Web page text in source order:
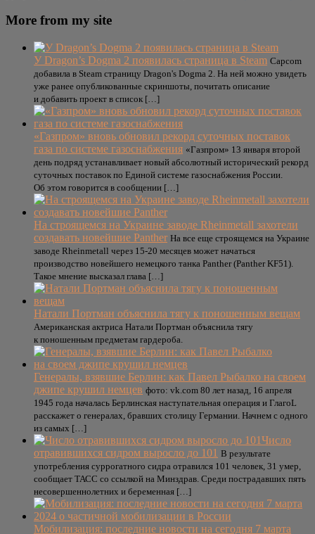
More from my site
У Dragon’s Dogma 2 появилась страница в Steam Capcom
добавила в Steam страницу Dragon's Dogma 2. На ней можно увидеть
уже ранее опубликованные скриншоты, почитать описание
и добавить проект в список […]
«Газпром» вновь обновил рекорд суточных поставок
газа по системе газоснабжения «Газпром» 13 января второй
день подряд устанавливает новый абсолютный исторический рекорд
суточных поставок по Единой системе газоснабжения России.
Об этом говорится в сообщении […]
На строящемся на Украине заводе Rheinmetall захотели
создавать новейшие Panther На все еще строящемся на Украине
заводе Rheinmetall через 15-20 месяцев может начаться
производство новейшего немецкого танка Panther (Panther KF51).
Такое мнение высказал глава […]
Натали Портман объяснила тягу к поношенным вещам
Американская актриса Натали Портман объяснила тягу
к поношенным предметам гардероба.
Генералы, взявшие Берлин: как Павел Рыбалко на своем
джипе крушил немцев фото: vk.com 80 лет назад, 16 апреля
1945 года началась Берлинская наступательная операция и ГлагоL
расскажет о генералах, бравших столицу Германии. Начнем с одного
из самых […]
Число
отравившихся сидром выросло до 101 В результате
употребления суррогатного сидра отравился 101 человек, 31 умер,
сообщает ТАСС со ссылкой на Минздрав. Среди пострадавших пять
несовершеннолетних и беременная […]
Мобилизация: последние новости на сегодня 7 марта